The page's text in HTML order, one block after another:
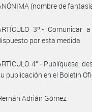
(nombre de
3º.-
por esta medida.
4°.- Publíquese,
publicación en el Boletín
Adrián Gómez